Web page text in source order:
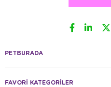
PETBURADA
FAVORİ KATEGORİLER